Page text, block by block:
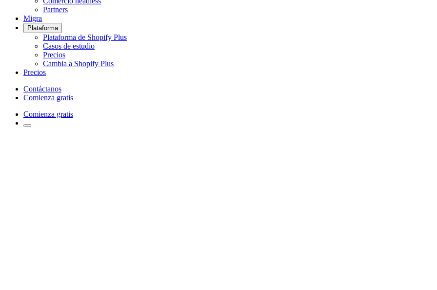
Partners
Migra
Plataforma
Plataforma de Shopify Plus
Casos de estudio
Precios
Cambia a Shopify Plus
Precios
Contáctanos
Comienza gratis
Comienza gratis